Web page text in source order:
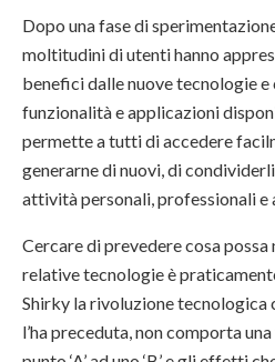
Dopo una fase di
moltitudini di utenti hanno
benefici dalle nuove tecnologie
funzionalità e applicazioni
permette a tutti di accedere
generarne di nuovi, di
attività personali, professionali e
Cercare di prevedere cosa possa
relative tecnologie è
Shirky la rivoluzione tecnologica
l’ha preceduta, non comporta